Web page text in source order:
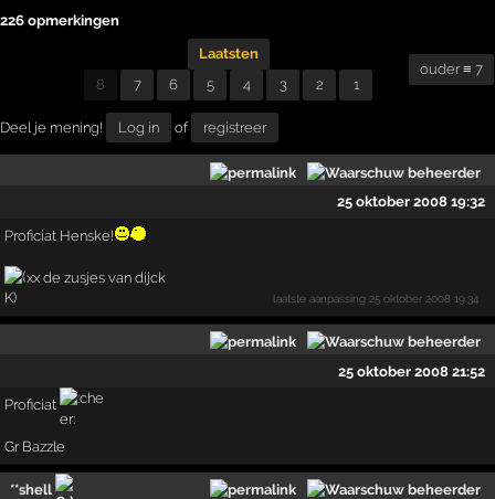
226 opmerkingen
Laatsten
8
7 6 5 4 3 2 1
ouder ≡ 7
Deel je mening! Log in of registreer
25 oktober 2008 19:32
Proficiat Henske!
xx de zusjes van dijck
laatste aanpassing 25 oktober 2008 19:34
25 oktober 2008 21:52
Proficiat
Gr Bazzle
**shell